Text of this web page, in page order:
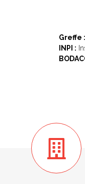
Greffe :
INPI :